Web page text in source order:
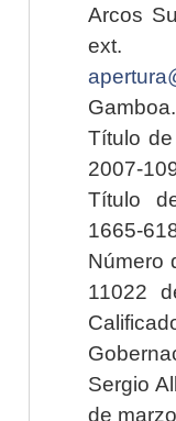
Arcos
Título
2007-
Título
1665-
Número
11022
Sergio
de